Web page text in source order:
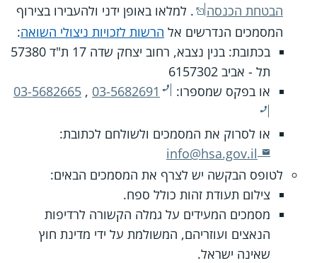
הבטחת הכנסה
. למלאו באופן ידני ולהעבירו בצירוף
המסמכים הנדרשים אל הרשות לזכויות ניצולי השואה:
בכתובת: בנין נצבא, רחוב יצחק שדה 17 ת"ד 57380
תל - אביב 6157302
או בפקס שמספרו:
03-5682691
,
03-5682665
או לסרוק את המסמכים ולשולחם לכתובת:
info@hsa.gov.il
לטופס הבקשה יש לצרף את המסמכים הבאים:
צילום תעודת זהות כולל ספח.
מסמכים המעידים על גמלה הקשורה לרדיפות
הנאצים ועוזריהם, המשולמת על ידי מדינת חוץ
שאינה ישראל.